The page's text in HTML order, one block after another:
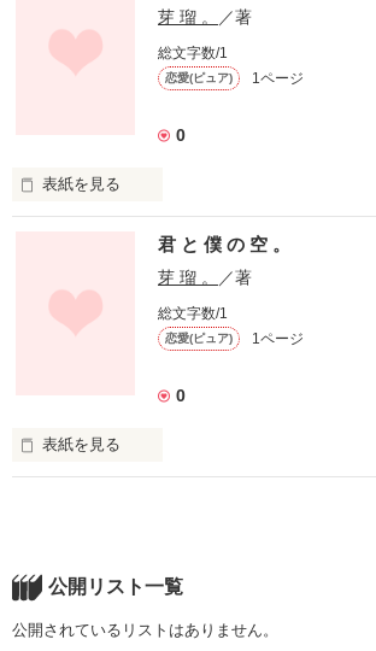
芽 瑠 。 ／著
総文字数/1
恋愛(ピュア) 1ページ
0
表紙を見る
僕達の上には大きくて広い空が広がっている。
君 と 僕 の 空 。
芽 瑠 。 ／著
総文字数/1
恋愛(ピュア) 1ページ
0
表紙を見る
僕達の上には大きくて広い空が広がっている。
公開リスト一覧
公開されているリストはありません。